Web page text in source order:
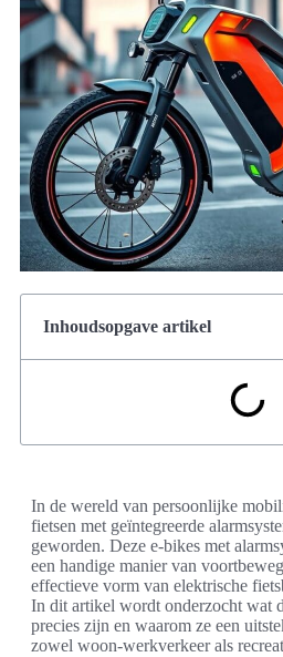
Inhoudsopgave artikel
In de wereld van persoonlijke
fietsen met geïntegreerde
geworden. Deze e-bikes met
een handige manier van
effectieve vorm van elektrische
In dit artikel wordt onderzocht wat
precies zijn en waarom ze een
zowel woon-werkverkeer als